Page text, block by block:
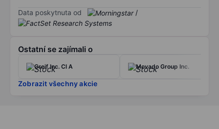
Data poskytnuta od /
Ostatní se zajímali o
Greif Inc. Cl A Movado Group Inc.
Zobrazit všechny akcie